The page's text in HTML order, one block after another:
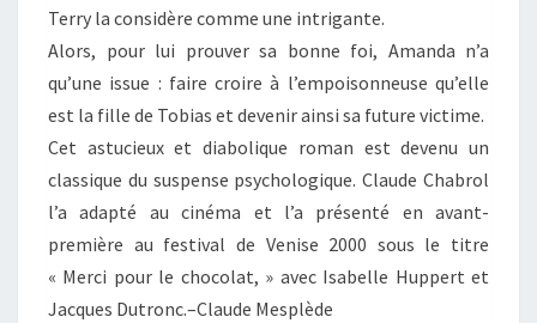
Terry la considère comme une intrigante.
Alors, pour lui prouver sa bonne foi, Amanda n’a
qu’une issue : faire croire à l’empoisonneuse qu’elle
est la fille de Tobias et devenir ainsi sa future victime.
Cet astucieux et diabolique roman est devenu un
classique du suspense psychologique. Claude Chabrol
l’a adapté au cinéma et l’a présenté en avant-
première au festival de Venise 2000 sous le titre
« Merci pour le chocolat, » avec Isabelle Huppert et
Jacques Dutronc.–Claude Mesplède